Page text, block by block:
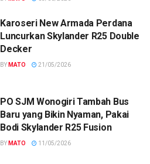
Karoseri New Armada Perdana
Luncurkan Skylander R25 Double
Decker
BY MATO 21/05/2026
PO SJM Wonogiri Tambah Bus
Baru yang Bikin Nyaman, Pakai
Bodi Skylander R25 Fusion
BY MATO 11/05/2026